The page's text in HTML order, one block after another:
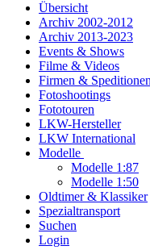
Übersicht
Archiv 2002-2012
Archiv 2013-2023
Events & Shows
Filme & Videos
Firmen & Speditionen
Fotoshootings
Fototouren
LKW-Hersteller
LKW International
Modelle
Modelle 1:87
Modelle 1:50
Oldtimer & Klassiker
Spezialtransport
Suchen
Login